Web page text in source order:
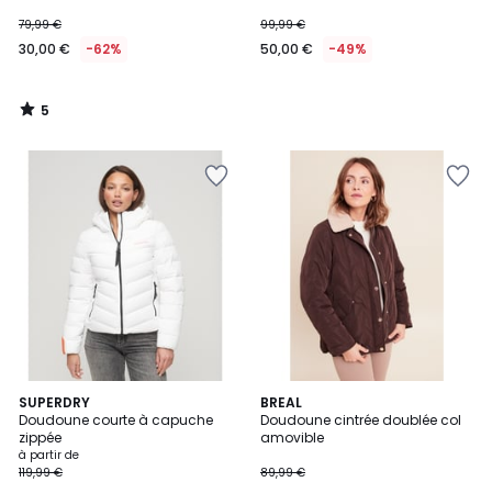
79,99 €
30,00 € -62%
5
/
99,99 €
50,00 € -49%
SUPERDRY
Doudoune courte à capuche
zippée
à partir de
119,99 €
2
Couleurs
BREAL
Doudoune cintrée doublée col
amovible
89,99 €